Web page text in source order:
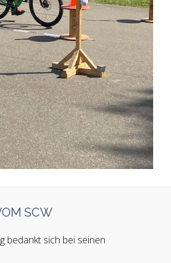
SCW
bedankt sich bei seinen